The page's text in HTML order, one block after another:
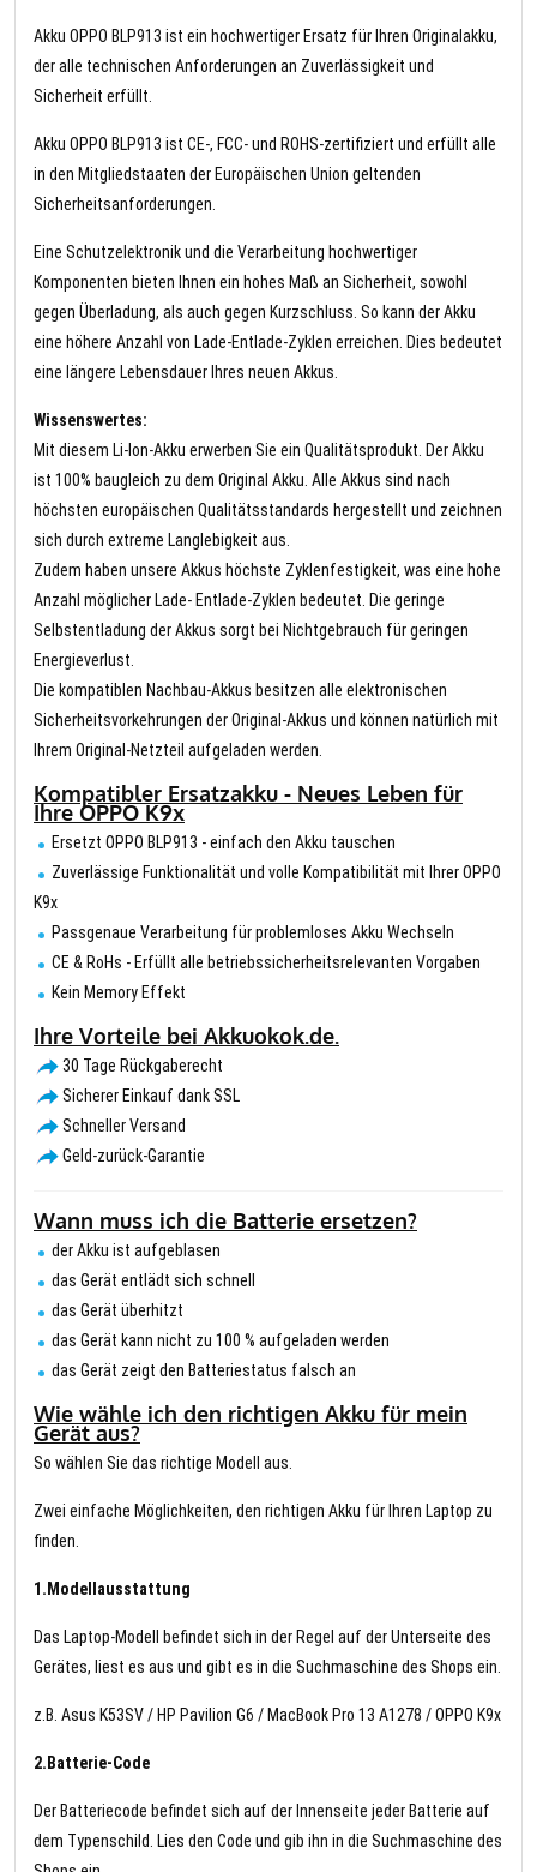
Akku OPPO BLP913 ist ein hochwertiger Ersatz für Ihren Originalakku,
der alle technischen Anforderungen an Zuverlässigkeit und
Sicherheit erfüllt.
Akku OPPO BLP913 ist CE-, FCC- und ROHS-zertifiziert und erfüllt alle
in den Mitgliedstaaten der Europäischen Union geltenden
Sicherheitsanforderungen.
Eine Schutzelektronik und die Verarbeitung hochwertiger
Komponenten bieten Ihnen ein hohes Maß an Sicherheit, sowohl
gegen Überladung, als auch gegen Kurzschluss. So kann der Akku
eine höhere Anzahl von Lade-Entlade-Zyklen erreichen. Dies bedeutet
eine längere Lebensdauer Ihres neuen Akkus.
Wissenswertes:
Mit diesem Li-Ion-Akku erwerben Sie ein Qualitätsprodukt. Der Akku
ist 100% baugleich zu dem Original Akku. Alle Akkus sind nach
höchsten europäischen Qualitätsstandards hergestellt und zeichnen
sich durch extreme Langlebigkeit aus.
Zudem haben unsere Akkus höchste Zyklenfestigkeit, was eine hohe
Anzahl möglicher Lade- Entlade-Zyklen bedeutet. Die geringe
Selbstentladung der Akkus sorgt bei Nichtgebrauch für geringen
Energieverlust.
Die kompatiblen Nachbau-Akkus besitzen alle elektronischen
Sicherheitsvorkehrungen der Original-Akkus und können natürlich mit
Ihrem Original-Netzteil aufgeladen werden.
Kompatibler Ersatzakku - Neues Leben für
Ihre OPPO K9x
Ersetzt OPPO BLP913 - einfach den Akku tauschen
Zuverlässige Funktionalität und volle Kompatibilität mit Ihrer OPPO
K9x
Passgenaue Verarbeitung für problemloses Akku Wechseln
CE & RoHs - Erfüllt alle betriebssicherheitsrelevanten Vorgaben
Kein Memory Effekt
Ihre Vorteile bei Akkuokok.de.
30 Tage Rückgaberecht
Sicherer Einkauf dank SSL
Schneller Versand
Geld-zurück-Garantie
Wann muss ich die Batterie ersetzen?
der Akku ist aufgeblasen
das Gerät entlädt sich schnell
das Gerät überhitzt
das Gerät kann nicht zu 100 % aufgeladen werden
das Gerät zeigt den Batteriestatus falsch an
Wie wähle ich den richtigen Akku für mein
Gerät aus?
So wählen Sie das richtige Modell aus.
Zwei einfache Möglichkeiten, den richtigen Akku für Ihren Laptop zu
finden.
1.Modellausstattung
Das Laptop-Modell befindet sich in der Regel auf der Unterseite des
Gerätes, liest es aus und gibt es in die Suchmaschine des Shops ein.
z.B. Asus K53SV / HP Pavilion G6 / MacBook Pro 13 A1278 / OPPO K9x
2.Batterie-Code
Der Batteriecode befindet sich auf der Innenseite jeder Batterie auf
dem Typenschild. Lies den Code und gib ihn in die Suchmaschine des